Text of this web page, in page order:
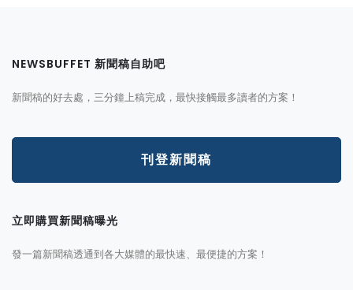
NEWSBUFFET 新聞稿自助吧
新聞稿的好去處，三分鐘上稿完成，最快接觸最多讀者的方案！
刊登新聞稿
立即購買新聞稿曝光
發一篇新聞稿透通到各大媒體的最快速、最便捷的方案！